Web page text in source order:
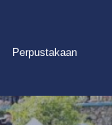
Perpustakaan